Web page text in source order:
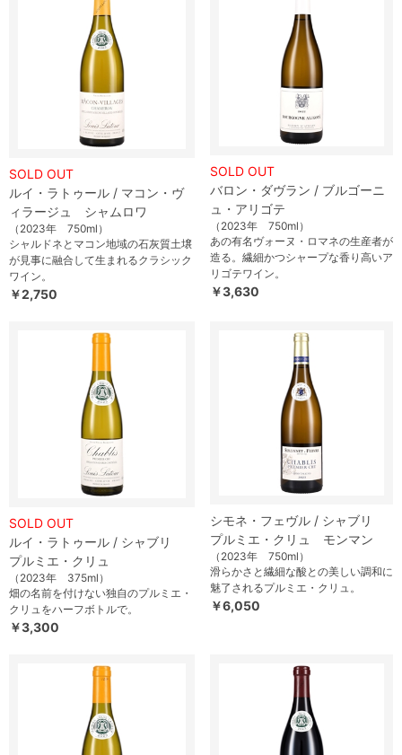
SOLD OUT
ルイ・ラトゥール / マコン・ヴ
ィラージュ シャムロワ
（2023年 750ml）
シャルドネとマコン地域の石灰質土壌
が見事に融合して生まれるクラシック
ワイン。
￥2,750
SOLD OUT
バロン・ダヴラン / ブルゴーニ
ュ・アリゴテ
（2023年 750ml）
あの有名ヴォーヌ・ロマネの生産者が
造る。繊細かつシャープな香り高いア
リゴテワイン。
￥3,630
SOLD OUT
ルイ・ラトゥール / シャブリ
プルミエ・クリュ
（2023年 375ml）
畑の名前を付けない独自のプルミエ・
クリュをハーフボトルで。
￥3,300
シモネ・フェヴル / シャブリ
プルミエ・クリュ モンマン
（2023年 750ml）
滑らかさと繊細な酸との美しい調和に
魅了されるプルミエ・クリュ。
￥6,050